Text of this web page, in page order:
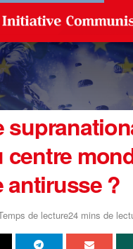
centre
antirusse ?
de lecture24 mins de